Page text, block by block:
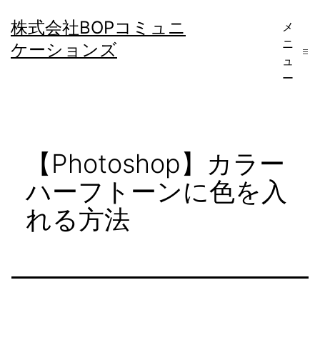
ン
テ
株式会社BOPコミュニ
ケーションズ
メ
ニ
ュ
ー
【Photoshop】カラー
ハーフトーンに色を入
れる方法